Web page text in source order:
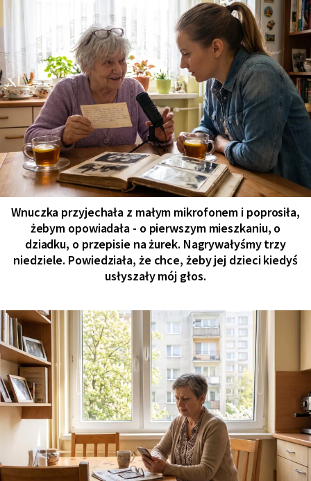
Wnuczka przyjechała z małym mikrofonem i poprosiła,
żebym opowiadała - o pierwszym mieszkaniu, o
dziadku, o przepisie na żurek. Nagrywałyśmy trzy
niedziele. Powiedziała, że chce, żeby jej dzieci kiedyś
usłyszały mój głos.